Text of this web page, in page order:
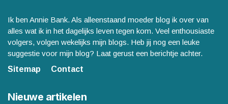
Ik ben Annie Bank. Als alleenstaand moeder blog ik over van
alles wat ik in het dagelijks leven tegen kom. Veel enthousiaste
volgers, volgen wekelijks mijn blogs. Heb jij nog een leuke
suggestie voor mijn blog? Laat gerust een berichtje achter.
Sitemap
Contact
Nieuwe artikelen